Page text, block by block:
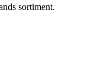
sortiment.